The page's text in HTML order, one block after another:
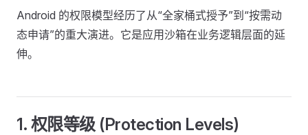
Android 的权限模型经历了从“全家桶式授予”到“按需动
态申请”的重大演进。它是应用沙箱在业务逻辑层面的延
伸。
1. 权限等级 (Protection Levels)